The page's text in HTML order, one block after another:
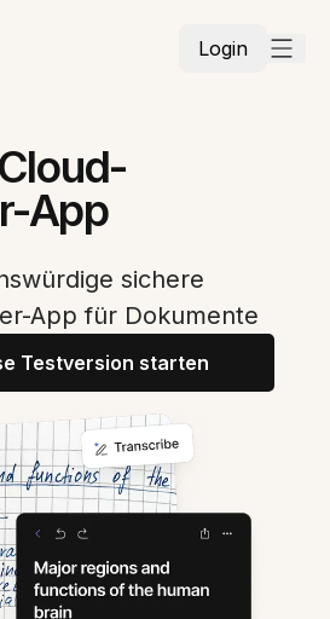
Login
App
sichere
App für Dokumente
Testversion starten